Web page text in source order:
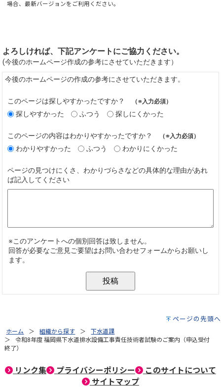
場合、最新バージョンをご利用ください。
ページの先頭へ
ホーム 組織から探す
下水道課
令和8年度 福岡県下水道排水設備工事責任技術者試験のご案内（申込受付
終了）
リンク集 プライバシーポリシー
このサイトについて
サイトマップ